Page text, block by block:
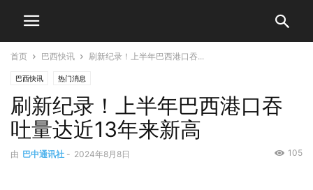
首页 巴西快讯 刷新纪录！上半年巴西港口吞...
巴西快讯 热门消息
刷新纪录！上半年巴西港口吞
吐量达近13年来新高
由 巴中通讯社 - 2024年8月8日 105